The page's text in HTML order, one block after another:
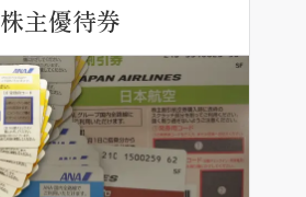
株主優待券